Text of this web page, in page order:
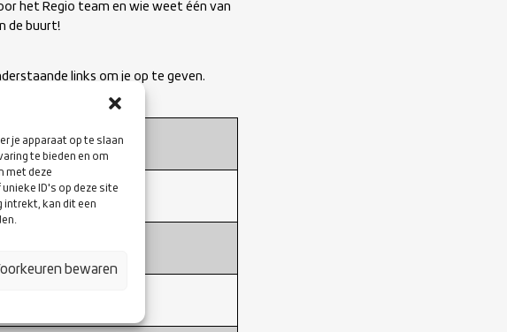
je apparaat op te slaan
te bieden en om
met deze
ID's op deze site
kan dit een
bewaren
het Regio team en wie weet één van
de buurt!
links om je op te geven.